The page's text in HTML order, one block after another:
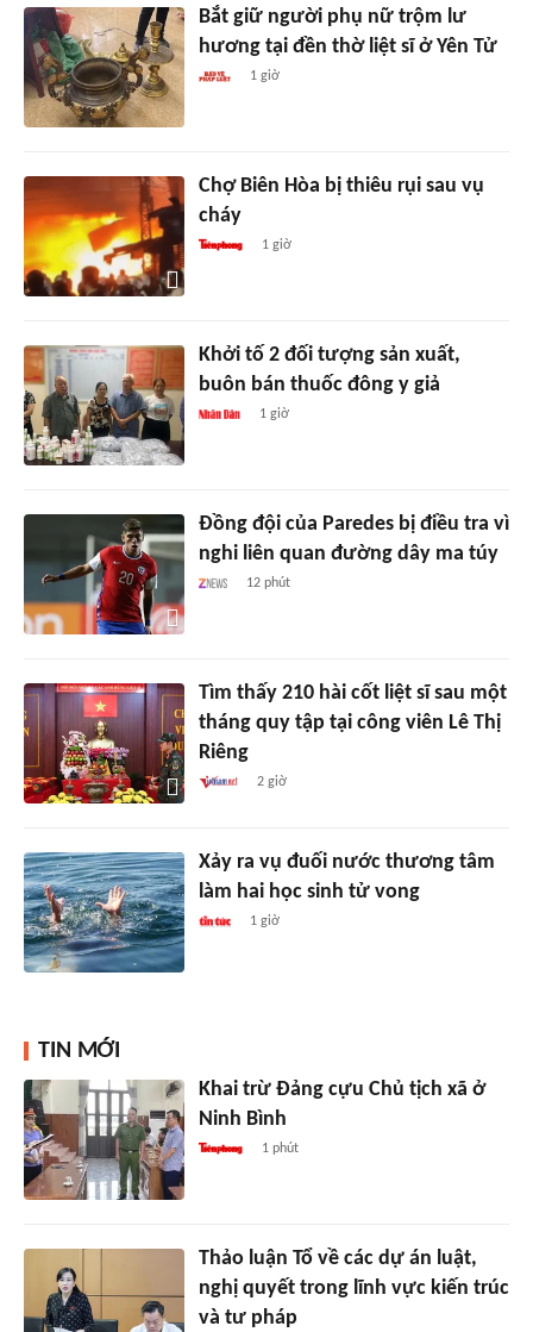
Bắt giữ người phụ nữ trộm lư
hương tại đền thờ liệt sĩ ở Yên Tử
1 giờ
Chợ Biên Hòa bị thiêu rụi sau vụ
cháy
1 giờ
Khởi tố 2 đối tượng sản xuất,
buôn bán thuốc đông y giả
1 giờ
Đồng đội của Paredes bị điều tra vì
nghi liên quan đường dây ma túy
12 phút
Tìm thấy 210 hài cốt liệt sĩ sau một
tháng quy tập tại công viên Lê Thị
Riêng
2 giờ
Xảy ra vụ đuối nước thương tâm
làm hai học sinh tử vong
1 giờ
TIN MỚI
Khai trừ Đảng cựu Chủ tịch xã ở
Ninh Bình
1 phút
Thảo luận Tổ về các dự án luật,
nghị quyết trong lĩnh vực kiến trúc
và tư pháp